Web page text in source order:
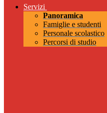
Servizi
Panoramica
Famiglie e studenti
Personale scolastico
Percorsi di studio